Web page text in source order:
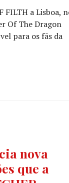
FILTH a Lisboa,
Of The Dragon
para os fãs da
OF
nova
que a